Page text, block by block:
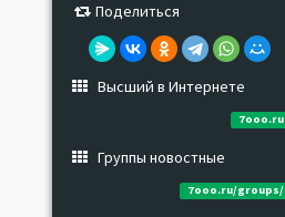
Поделиться
Высший в Интернете
7ooo.ru
Группы новостные
7ooo.ru/groups/